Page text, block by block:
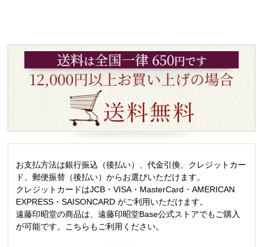
お支払方法は銀行振込（後払い）、代金引換、クレジットカー
ド、郵便振替（後払い）からお選びいただけます。
クレジットカードはJCB・VISA・MasterCard・AMERICAN
EXPRESS・SAISONCARD がご利用いただけます。
遠藤印昭堂の商品は、遠藤印昭堂Base公式ストアでもご購入
が可能です。こちらもご利用ください。